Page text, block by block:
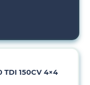
TDI 150CV 4×4